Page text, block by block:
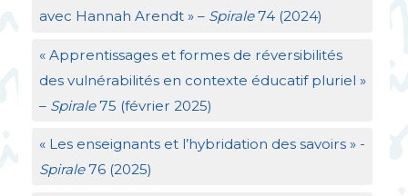
avec Hannah Arendt » – Spirale74 (2024)
« Apprentissages et formes de réversibilités
des vulnérabilités en contexte éducatif pluriel »
– Spirale75 (février 2025)
« Les enseignants et l’hybridation des savoirs » -
Spirale76 (2025)